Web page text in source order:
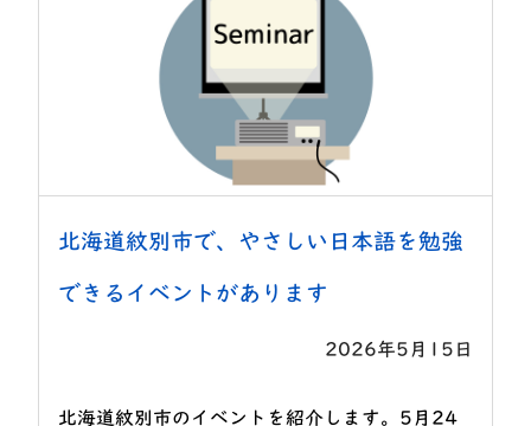
北海道紋別市で、やさしい日本語を勉強
できるイベントがあります
2026年5月15日
北海道紋別市のイベントを紹介します。5月24